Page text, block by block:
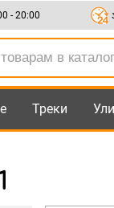
- 20:00
Треки